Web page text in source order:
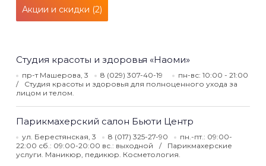
Акции и скидки (2)
Студия красоты и здоровья «Наоми»
пр-т Машерова, 3 8 (029) 307-40-19
пн-вс: 10:00 - 21:00
Студия красоты и здоровья для полноценного ухода за
лицом и телом.
Парикмахерский салон Бьюти Центр
ул. Берестянская, 3 8 (017) 325-27-90
пн.-пт.: 09:00-
22:00 сб.: 09:00-20:00 вс.: выходной
Парикмахерские
услуги. Маникюр, педикюр. Косметология.